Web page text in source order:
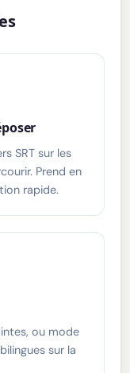
SRT sur les
Prend en
rapide.
ou mode
sur la